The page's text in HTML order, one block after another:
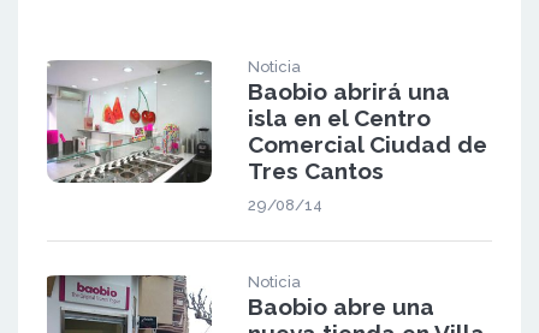
Noticia
Baobio abrirá una
isla en el Centro
Comercial Ciudad de
Tres Cantos
29/08/14
Noticia
Baobio abre una